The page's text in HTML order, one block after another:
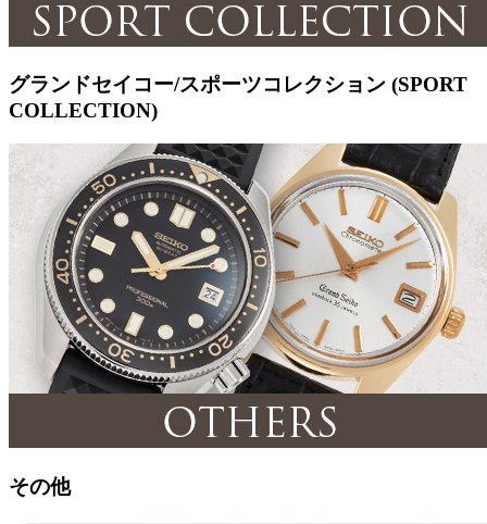
グランドセイコー/スポーツコレクション (SPORT
COLLECTION)
その他